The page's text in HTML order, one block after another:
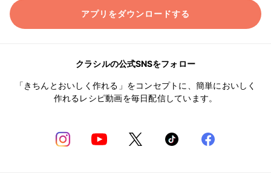
アプリをダウンロードする
クラシルの公式SNSをフォロー
「きちんとおいしく作れる」をコンセプトに、簡単においしく
作れるレシピ動画を毎日配信しています。